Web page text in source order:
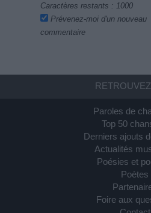
Caractères restants : 1000
Prévenez-moi d'un nouveau
commentaire
Paroles de
Top 50
Derniers ajouts
Actualités
Poésies et
Poètes
Foire aux